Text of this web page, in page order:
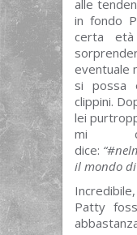
alle
in fondo
certa
eventuale
si possa
clippini.
lei
mi
dice: “#
il mondo di
Patty